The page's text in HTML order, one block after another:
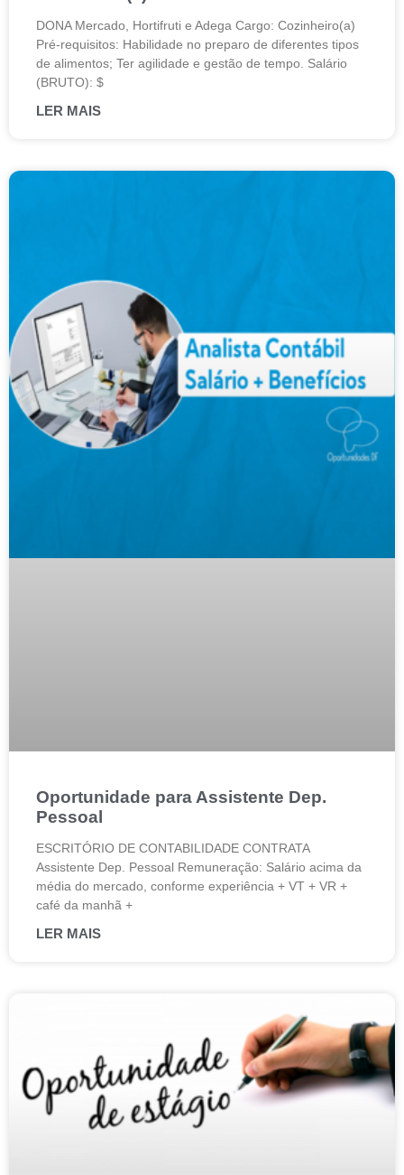
DONA Mercado, Hortifruti e Adega Cargo: Cozinheiro(a)
Pré-requisitos: Habilidade no preparo de diferentes tipos
de alimentos; Ter agilidade e gestão de tempo. Salário
(BRUTO): $
LER MAIS
Oportunidade para Assistente Dep.
Pessoal
ESCRITÓRIO DE CONTABILIDADE CONTRATA
Assistente Dep. Pessoal Remuneração: Salário acima da
média do mercado, conforme experiência + VT + VR +
café da manhã +
LER MAIS